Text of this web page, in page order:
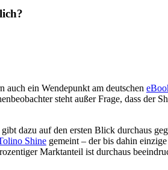
auch ein Wendepunkt am deutschen
steht außer Frage, dass der
dazu auf den ersten Blick durchaus
Shine gemeint – der bis dahin einzige
Marktanteil ist durchaus